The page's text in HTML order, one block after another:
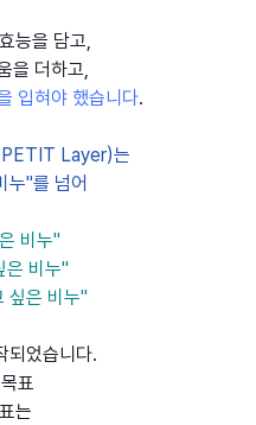
능을 담고,
을 더하고,
입혀야 했습니다.
Layer)는
누"를 넘어
비누"
은 비누"
싶은 비누"
되었습니다.
표
는